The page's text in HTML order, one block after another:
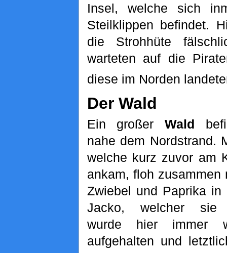
Insel, welche sich
Steilklippen befindet.
die Strohhüte
warteten auf die
diese im Norden
Der Wald
Ein großerWald
nahe dem Nordstrand.
welche kurz zuvor am
ankam, floh zusammen
Zwiebel und Paprika in
Jacko, welcher sie
wurde hier immer
aufgehalten und